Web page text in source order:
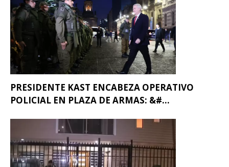
PRESIDENTE KAST ENCABEZA OPERATIVO
POLICIAL EN PLAZA DE ARMAS: &#...